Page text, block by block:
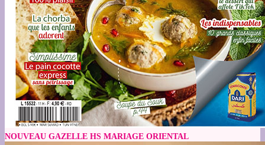
NOUVEAU GAZELLE HS MARIAGE ORIENTAL